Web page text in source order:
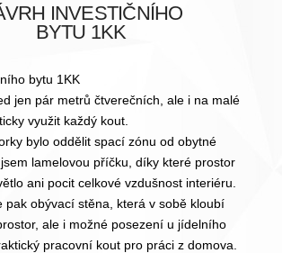
INVESTIČNÍHO
BYTU 1KK
bytu 1KK
jen pár metrů čtverečních, ale i na malé
využit každý kout.
bylo oddělit spací zónu od obytné
lamelovou příčku, díky které prostor
ani pocit celkové vzdušnost interiéru.
pak obývací stěna, která v sobě kloubí
ale i možné posezení u jídelního
pracovní kout pro práci z domova.